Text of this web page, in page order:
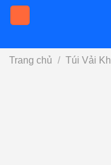
Skip
Trang chủ / Túi Vải